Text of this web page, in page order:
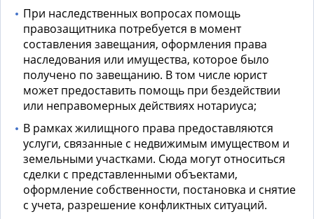
При наследственных вопросах помощь
правозащитника потребуется в момент
составления завещания, оформления права
наследования или имущества, которое было
получено по завещанию. В том числе юрист
может предоставить помощь при бездействии
или неправомерных действиях нотариуса;
В рамках жилищного права предоставляются
услуги, связанные с недвижимым имуществом и
земельными участками. Сюда могут относиться
сделки с представленными объектами,
оформление собственности, постановка и снятие
с учета, разрешение конфликтных ситуаций.